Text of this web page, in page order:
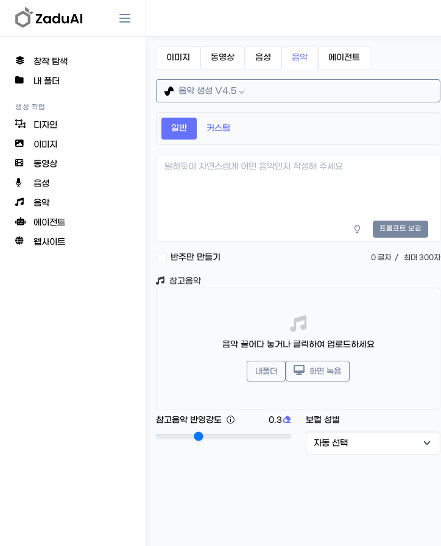
창작 탐색
내 폴더
생성 작업
디자인
이미지
동영상
음성
음악
에이전트
웹사이트
이미지 동영상 음성 음악 에이전트
음악 생성 V4.5
일반 커스텀
프롬프트 보강
반주만 만들기 0 글자 / 최대 300자
참고음악
음악 끌어다 놓거나 클릭하여 업로드하세요
내폴더 화면 녹음
참고음악 반영강도 ⓘ 0.3 보컬 성별